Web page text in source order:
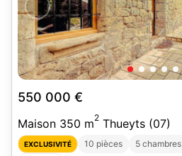
550 000 €
Maison 350 m2 Thueyts (07)
EXCLUSIVITÉ 10 pièces 5 chambres